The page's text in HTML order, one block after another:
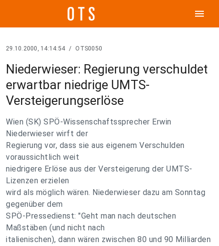
menu
29.10.2000, 14:14:54 / OTS0050
Niederwieser: Regierung verschuldet
erwartbar niedrige UMTS-
Versteigerungserlöse
Wien (SK) SPÖ-Wissenschaftssprecher Erwin
Niederwieser wirft der
Regierung vor, dass sie aus eigenem Verschulden
voraussichtlich weit
niedrigere Erlöse aus der Versteigerung der UMTS-
Lizenzen erzielen
wird als möglich wären. Niederwieser dazu am Sonntag
gegenüber dem
SPÖ-Pressedienst: "Geht man nach deutschen
Maßstäben (und nicht nach
italienischen), dann wären zwischen 80 und 90 Milliarden